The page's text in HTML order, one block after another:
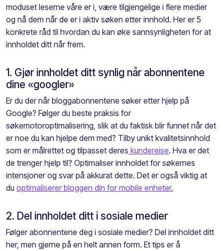
moduset leserne våre er i, være tilgjengelige i flere medier
og nå dem når de er i aktiv søken etter innhold. Her er 5
konkrete råd til hvordan du kan øke sannsynligheten for at
innholdet ditt når frem.
1. Gjør innholdet ditt synlig når abonnentene
dine «googler»
Er du der når bloggabonnentene søker etter hjelp på
Google? Følger du beste praksis for
søkemotoroptimalisering, slik at du faktisk blir funnet når det
er noe du kan hjelpe dem med? Tilby unikt kvalitetsinnhold
som er målrettet og tilpasset deres kundereise. Hva er det
de trenger hjelp til? Optimaliser innholdet for søkernes
intensjoner og svar på akkurat dette. Det er også viktig at
du optimaliserer bloggen din for mobile enheter.
2. Del innholdet ditt i sosiale medier
Følger abonnentene deg i sosiale medier? Del innholdet ditt
her, men gjerne på en helt annen form. Et tips er å